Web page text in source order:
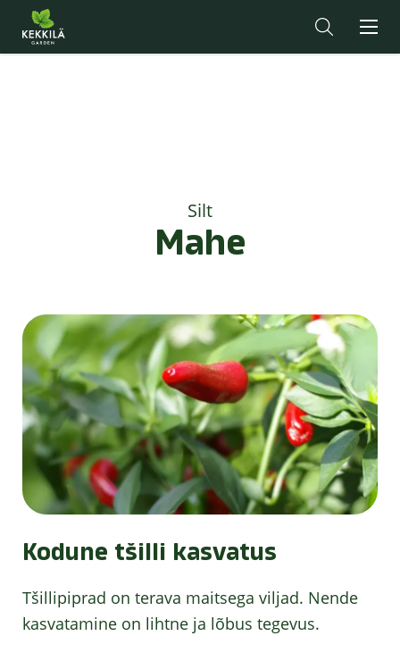
Silt
Mahe
Kodune tšilli kasvatus
Tšillipiprad on terava maitsega viljad. Nende
kasvatamine on lihtne ja lõbus tegevus.